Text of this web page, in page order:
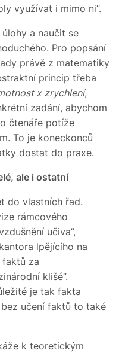
využívat i mimo ni”.
a naučit se
Pro popsání
právě z matematiky
princip třeba
x zrychlení,
zadání, abychom
čtenáře potíže
To je koneckonců
dostat do praxe.
ale i ostatní
do vlastních řad.
rámcového
učiva”,
lpějícího na
faktů za
klišé”.
je tak fakta
učení faktů to také
k teoretickým